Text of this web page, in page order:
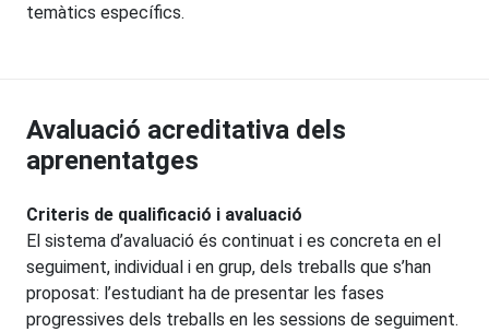
temàtics específics.
Avaluació acreditativa dels
aprenentatges
Criteris de qualificació i avaluació
El sistema d’avaluació és continuat i es concreta en el
seguiment, individual i en grup, dels treballs que s’han
proposat: l’estudiant ha de presentar les fases
progressives dels treballs en les sessions de seguiment.